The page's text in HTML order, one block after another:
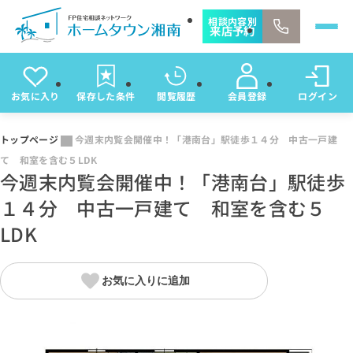
相談内容別
来店予約
お気に入り 保存した条件 閲覧履歴 会員登録 ログイン
トップページ
今週末内覧会開催中！「港南台」駅徒歩１４分 中古一戸建
て 和室を含む５LDK
今週末内覧会開催中！「港南台」駅徒歩
１４分 中古一戸建て 和室を含む５
LDK
お気に入りに追加